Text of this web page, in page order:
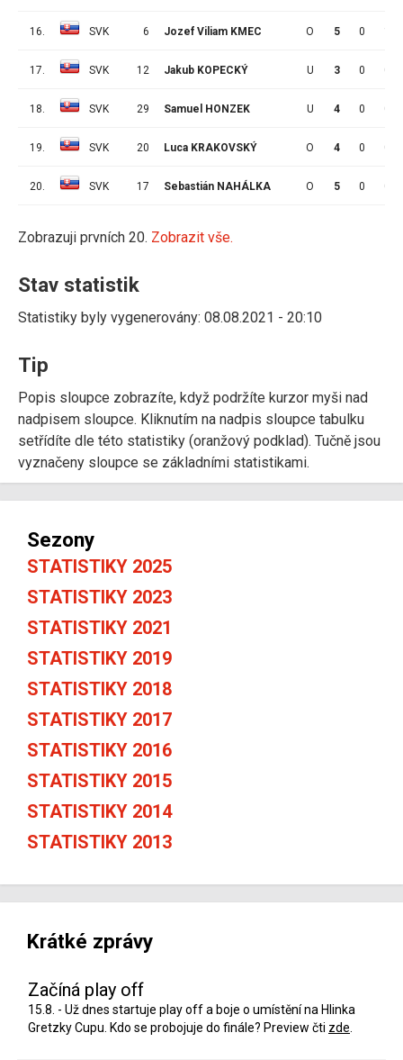
16. SVK 6 Jozef Viliam KMEC O 5 0
17. SVK 12 Jakub KOPECKÝ U 3 0 0
18. SVK 29 Samuel HONZEK U 4 0 0
19. SVK 20 Luca KRAKOVSKÝ O 4 0 0
20. SVK 17 Sebastián NAHÁLKA O 5 0 0
Zobrazuji prvních 20. Zobrazit vše.
Stav statistik
Statistiky byly vygenerovány: 08.08.2021 - 20:10
Tip
Popis sloupce zobrazíte, když podržíte kurzor myši nad
nadpisem sloupce. Kliknutím na nadpis sloupce tabulku
setřídíte dle této statistiky (oranžový podklad). Tučně jsou
vyznačeny sloupce se základními statistikami.
Sezony
STATISTIKY 2025
STATISTIKY 2023
STATISTIKY 2021
STATISTIKY 2019
STATISTIKY 2018
STATISTIKY 2017
STATISTIKY 2016
STATISTIKY 2015
STATISTIKY 2014
STATISTIKY 2013
Krátké zprávy
Začíná play off
15.8. - Už dnes startuje play off a boje o umístění na Hlinka
Gretzky Cupu. Kdo se probojuje do finále? Preview čti zde